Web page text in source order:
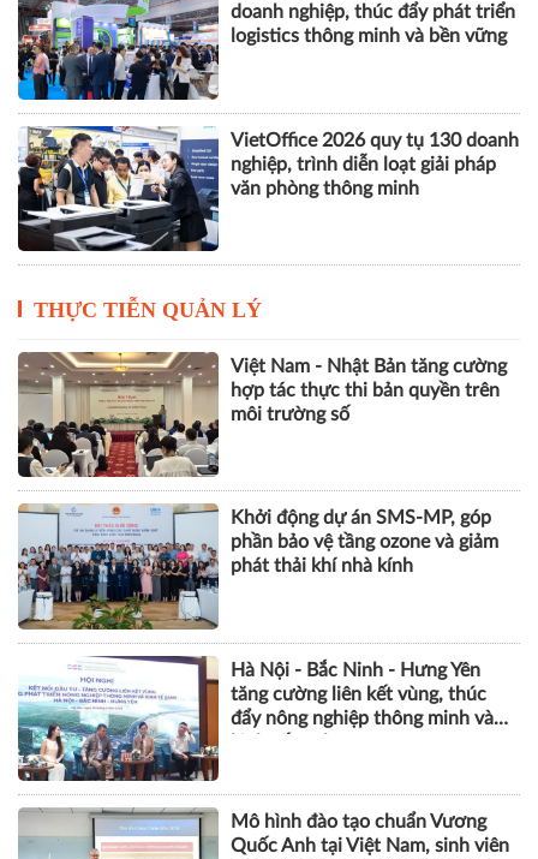
doanh nghiệp, thúc đẩy phát triển
logistics thông minh và bền vững
VietOffice 2026 quy tụ 130 doanh
nghiệp, trình diễn loạt giải pháp
văn phòng thông minh
THỰC TIỄN QUẢN LÝ
Việt Nam - Nhật Bản tăng cường
hợp tác thực thi bản quyền trên
môi trường số
Khởi động dự án SMS-MP, góp
phần bảo vệ tầng ozone và giảm
phát thải khí nhà kính
Hà Nội - Bắc Ninh - Hưng Yên
tăng cường liên kết vùng, thúc
đẩy nông nghiệp thông minh và
Mô hình đào tạo chuẩn Vương
Quốc Anh tại Việt Nam, sinh viên